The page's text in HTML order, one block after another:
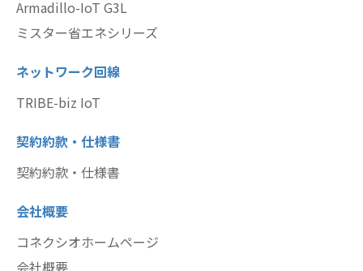
Armadillo-IoT G3L
ミスター省エネシリーズ
ネットワーク回線
TRIBE-biz IoT
契約約款・仕様書
契約約款・仕様書
会社概要
コネクシオホームページ
会社概要